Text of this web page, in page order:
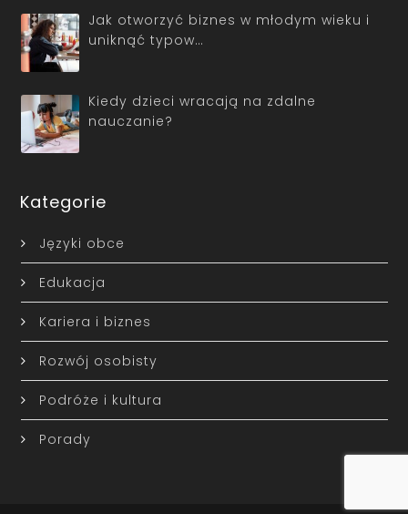
Jak otworzyć biznes w młodym wieku i
uniknąć typow…
Kiedy dzieci wracają na zdalne
nauczanie?
Kategorie
Języki obce
Edukacja
Kariera i biznes
Rozwój osobisty
Podróże i kultura
Porady